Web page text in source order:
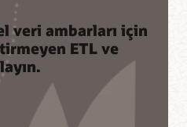
veri ambarları için
ETL ve